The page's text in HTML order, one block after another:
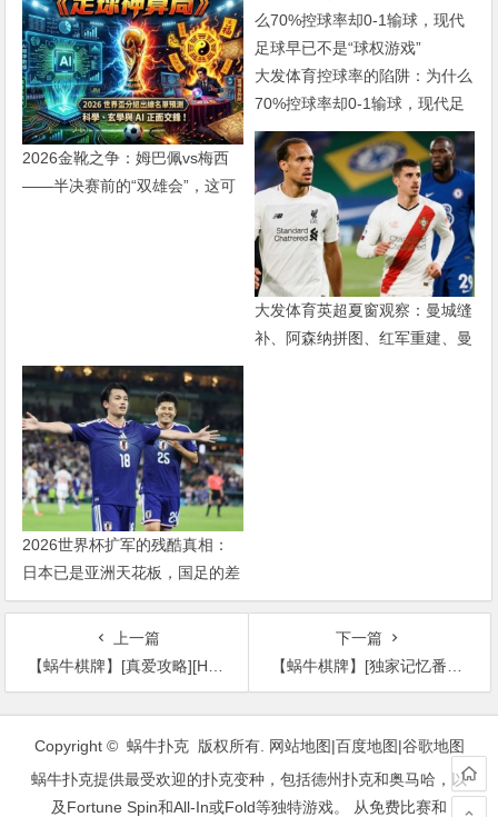
2026金靴之争：姆巴佩vs梅西
——半决赛前的“双雄会”，这可
大发体育控球率的陷阱：为什么
70%控球率却0-1输球，现代足
球早已不是“球权游戏”
大发体育英超夏窗观察：曼城缝
补、阿森纳拼图、红军重建、曼
2026世界杯扩军的残酷真相：
日本已是亚洲天花板，国足的差
距远不止几个名额
上一篇
【蜗牛棋牌】[真爱攻略][HD-MP4/1.31G][国语中字][1080P][公映版]
下一篇
【蜗牛棋牌】[独家记忆番外之相信爱][HD-MP4/1.75G][国语中字][1080P][公映版]
文
Copyright © 蜗牛扑克 版权所有. 网站地图|百度地图|谷歌地图
蜗牛扑克提供最受欢迎的扑克变种，包括德州扑克和奥马哈，以
及Fortune Spin和All-In或Fold等独特游戏。 从免费比赛和